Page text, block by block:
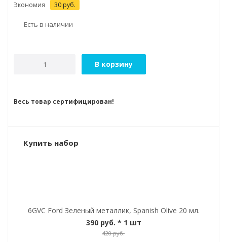
Экономия 30 руб.
Есть в наличии
В корзину
Весь товар сертифицирован!
Купить набор
6GVC Ford Зеленый металлик, Spanish Olive 20 мл.
390 руб. * 1 шт
420 руб.